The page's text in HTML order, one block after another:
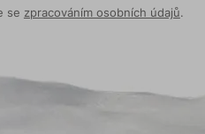
se zpracováním osobních údajů.